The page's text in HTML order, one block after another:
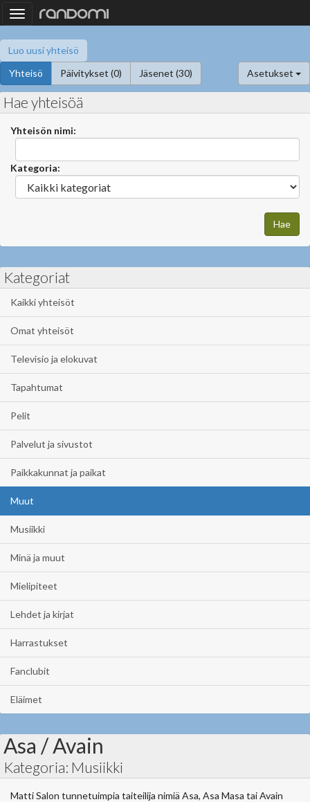
Toggle
navigation
Luo uusi yhteisö
Yhteisö
Päivitykset (0) Jäsenet (30) Asetukset
Hae yhteisöä
Yhteisön nimi:
Kategoria:
Kategoriat
Kaikki yhteisöt
Omat yhteisöt
Televisio ja elokuvat
Tapahtumat
Pelit
Palvelut ja sivustot
Paikkakunnat ja paikat
Muut
Musiikki
Minä ja muut
Mielipiteet
Lehdet ja kirjat
Harrastukset
Fanclubit
Eläimet
Asa / Avain
Kategoria: Musiikki
Matti Salon tunnetuimpia taiteilija nimiä Asa, Asa Masa tai Avain